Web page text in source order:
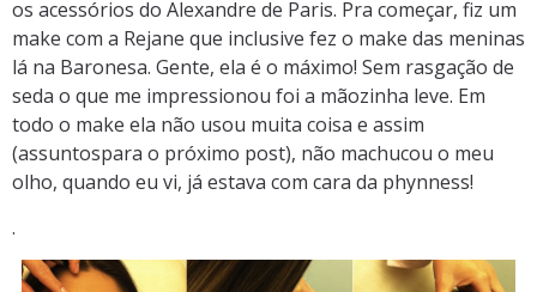
os acessórios do Alexandre de Paris. Pra começar, fiz um
make com a Rejane que inclusive fez o make das meninas
lá na Baronesa. Gente, ela é o máximo! Sem rasgação de
seda o que me impressionou foi a mãozinha leve. Em
todo o make ela não usou muita coisa e assim
(assuntospara o próximo post), não machucou o meu
olho, quando eu vi, já estava com cara da phynness!
.